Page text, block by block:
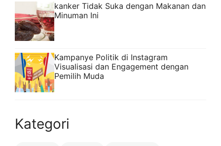
kanker Tidak Suka dengan Makanan dan
Minuman Ini
Kampanye Politik di Instagram
Visualisasi dan Engagement dengan
Pemilih Muda
Kategori